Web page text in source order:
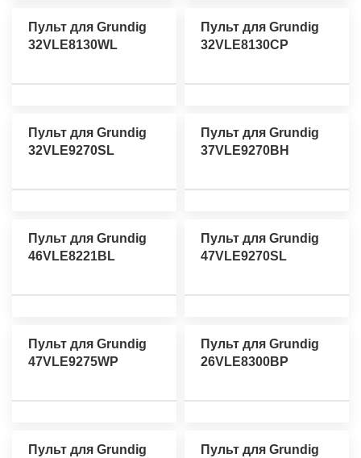
Пульт для Grundig
32VLE8130WL
Пульт для Grundig
32VLE8130CP
Пульт для Grundig
32VLE9270SL
Пульт для Grundig
37VLE9270BH
Пульт для Grundig
46VLE8221BL
Пульт для Grundig
47VLE9270SL
Пульт для Grundig
47VLE9275WP
Пульт для Grundig
26VLE8300BP
Пульт для Grundig
Пульт для Grundig